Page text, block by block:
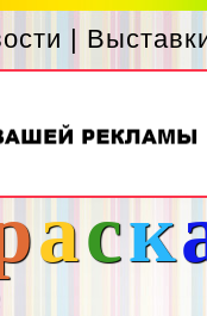
|
аск